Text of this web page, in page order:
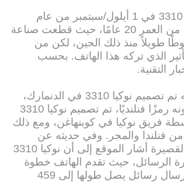
أطلق هاتف نوكيا 3310 في 1 أيلول/سبتمبر من عام
2000، ويبلغ اليوم من العمر 20 عامًا، حيث قطعت صناعة
طويلاً منذ ذلك الحين، لكن من
الذي تركه هذا الهاتف. بحسب
التقنية.
وأضاف الموقع أنه تم تصميم نوكيا 3310 في الدنمارك،
على الرغم من كونه رمزًا فنلنديًا، تم تصميم نوكيا 3310
فريق نوكيا في كوبنهاغن، ومع ذلك
فنلندا والمجر. وفي حديثه عن
أسلوب الرسائل القصيرة أشار الموقع إلى أن نوكيا 3310
الرسائل، حيث تقدم الهاتف خطوة
إلى الأمام وأتاح إرسال رسائل يصل طولها إلى 459